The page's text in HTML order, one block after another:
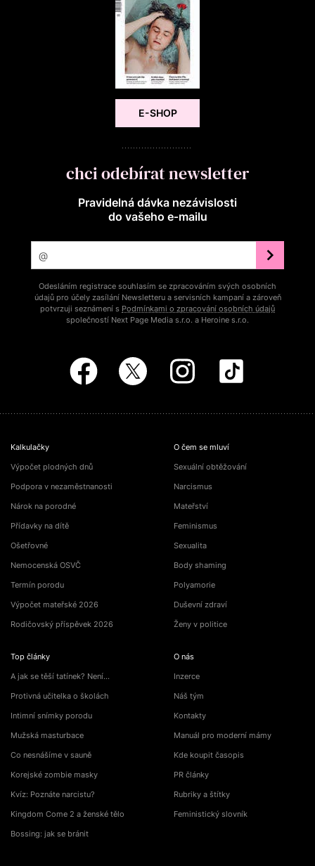
E-SHOP
chci odebírat newsletter
Pravidelná dávka nezávislosti
do vašeho e‑mailu
Odesláním registrace souhlasím se zpracováním svých osobních
údajů pro účely zasílání Newsletteru a servisních kampaní a zároveň
potvrzuji seznámení s Podmínkami o zpracování osobních údajů
společností Next Page Media s.r.o. a Heroine s.r.o.
Kalkulačky
Výpočet plodných dnů
Podpora v nezaměstnanosti
Nárok na porodné
Přídavky na dítě
Ošetřovné
Nemocenská OSVČ
Termín porodu
Výpočet mateřské 2026
Rodičovský příspěvek 2026
Top články
A jak se těší tatínek? Není…
Protivná učitelka o školách
Intimní snímky porodu
Mužská masturbace
Co nesnášíme v sauně
Korejské zombie masky
Kvíz: Poznáte narcistu?
Kingdom Come 2 a ženské tělo
Bossing: jak se bránit
O čem se mluví
Sexuální obtěžování
Narcismus
Mateřství
Feminismus
Sexualita
Body shaming
Polyamorie
Duševní zdraví
Ženy v politice
O nás
Inzerce
Náš tým
Kontakty
Manuál pro moderní mámy
Kde koupit časopis
PR články
Rubriky a štítky
Feministický slovník